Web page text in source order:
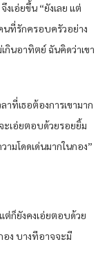
เอ่ยขึ้น “ยังเลย แต่
นที่รักครอบครัวอย่าง
กินอาทิตย์ ฉันคิดว่าเขา
ลาที่เธอต้องการเขามาก
เอ่ยตอบด้วยรอยยิ้ม
มโดดเด่นมากในกอง”
ต่ก็ยังคงเอ่ยตอบด้วย
อง บางทีอาจจะมี